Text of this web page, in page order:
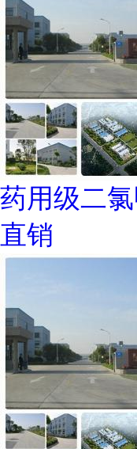
药用级二
直销